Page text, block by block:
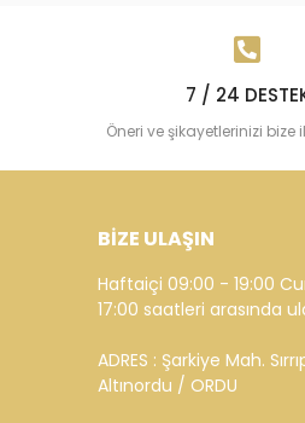
7 / 24
Öneri ve şikayetlerinizi bize
BİZE ULAŞIN
Haftaiçi 09:00 - 19:00
17:00 saatleri arasında
ADRES : Şarkiye Mah.
Altınordu / ORDU